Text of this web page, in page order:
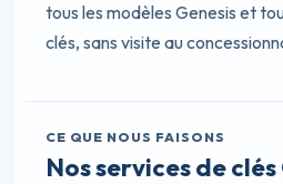
tous les modèles Genesis et
clés, sans visite au
CE QUE NOUS FAISONS
Nos services de clés